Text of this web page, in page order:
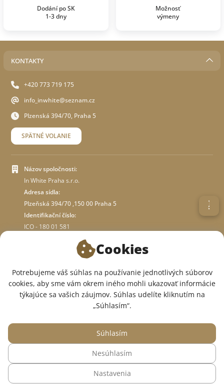
Dodání po SK
1-3 dny
Možnosť
výmeny
KONTAKTY
+420 773 719 175
info_inwhite@seznam.cz
Plzenská 394/70, Praha 5
SPÄTNÉ VOLANIE
Názov spoločnosti:
In White Praha s.r.o.
Adresa sídla:
Plzeňská 394/70 ,150 00 Praha 5
Identifikační číslo:
ICO - 180 01 581
O OBCHODE
SME V SOCIÁLNYCH SIEŤACH:
© 2015 — 2026, Internetový obchod so zdravotným oblečením InWhite.
Web vytvorilSago Group
Cookies
Potrebujeme váš súhlas na používanie jednotlivých súborov
cookies, aby sme vám okrem iného mohli ukazovať informácie
týkajúce sa vašich záujmov. Súhlas udelíte kliknutím na
„Súhlasím“.
Nastavenia
Nesúhlasím
Súhlasím